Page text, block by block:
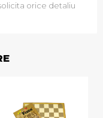
orice detaliu